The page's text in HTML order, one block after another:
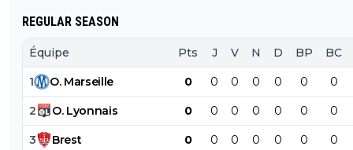
REGULAR SEASON
Équipe Pts J V N D BP BC
1 O. Marseille 0 0 0 0 0 0 0
2 O. Lyonnais 0 0 0 0 0 0 0
3 Brest 0 0 0 0 0 0 0